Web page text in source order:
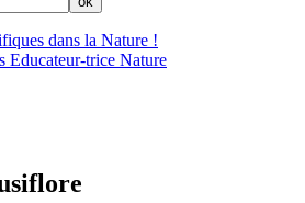
dans la Nature !
Educateur-trice Nature